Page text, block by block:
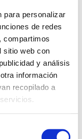
para personalizar
de redes
compartimos
sitio web con
y análisis
información
recopilado a
crisis, las
nuestra carrera
pretendiendo
del cuidado
se ha dirigido
nacemos con
chiste de los
de identidad
madre,